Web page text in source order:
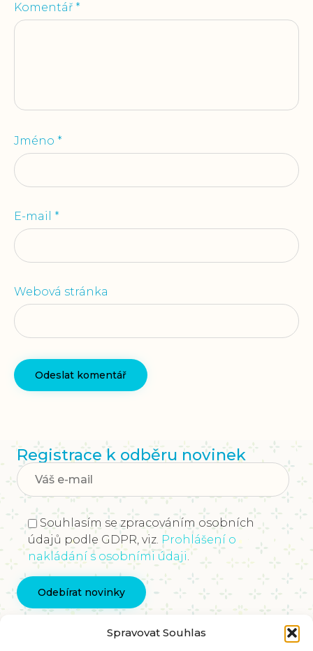
Spravovat Souhlas
Komentář *
Jméno *
E-mail *
Webová stránka
Registrace k odběru novinek
Souhlasím se zpracováním osobních
údajů podle GDPR, viz. Prohlášení o
nakládání s osobními údaji.
Kontaktujte nás
info@vychovakectnostem.cz